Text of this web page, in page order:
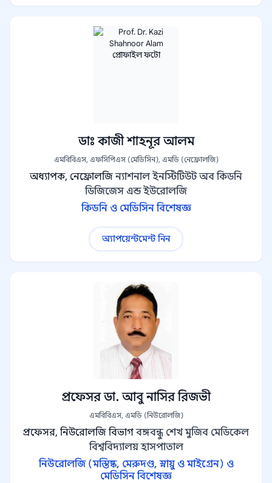
ডাঃ কাজী শাহনূর আলম
এমবিবিএস, এফসিপিএস (মেডিসিন), এমডি (নেফ্রোলজি)
অধ্যাপক, নেফ্রোলজি ন্যাশনাল ইনস্টিটিউট অব কিডনি
ডিজিজেস এন্ড ইউরোলজি
কিডনি ও মেডিসিন বিশেষজ্ঞ
অ্যাপয়েন্টমেন্ট নিন
প্রফেসর ডা. আবু নাসির রিজভী
এমবিবিএস, এমডি (নিউরোলজি)
প্রফেসর, নিউরোলজি বিভাগ বঙ্গবন্ধু শেখ মুজিব মেডিকেল
বিশ্ববিদ্যালয় হাসপাতাল
নিউরোলজি (মস্তিষ্ক, মেরুদণ্ড, স্নায়ু ও মাইগ্রেন) ও
মেডিসিন বিশেষজ্ঞ